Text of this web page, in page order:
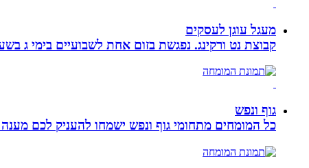
מעגל עוגן לעסקים
קבוצת נט ורקינג. נפגשת בזום אחת לשבועיים בימי ג בשעה
גוף ונפש
כל המומחים מתחומי גוף ונפש ישמחו להעניק לכם מענה